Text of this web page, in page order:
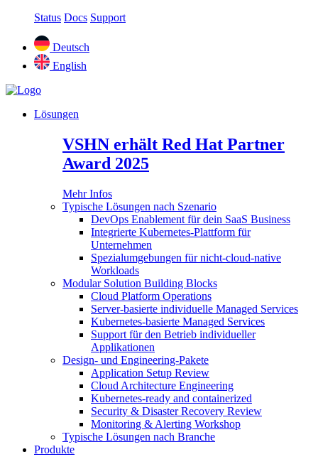
Status Docs Support
Deutsch
English
Lösungen
VSHN erhält Red Hat Partner
Award 2025
Mehr Infos
Typische Lösungen nach Szenario
DevOps Enablement für dein SaaS Business
Integrierte Kubernetes-Plattform für
Unternehmen
Spezialumgebungen für nicht-cloud-native
Workloads
Modular Solution Building Blocks
Cloud Platform Operations
Server-basierte individuelle Managed Services
Kubernetes-basierte Managed Services
Support für den Betrieb individueller
Applikationen
Design- und Engineering-Pakete
Application Setup Review
Cloud Architecture Engineering
Kubernetes-ready and containerized
Security & Disaster Recovery Review
Monitoring & Alerting Workshop
Typische Lösungen nach Branche
Produkte